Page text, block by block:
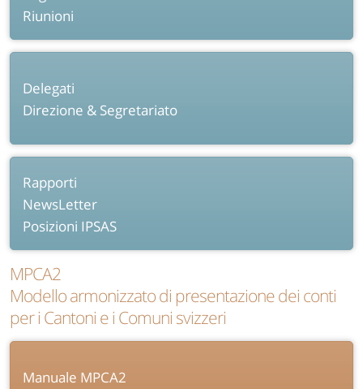
Riunioni
Delegati
Direzione & Segretariato
Rapporti
NewsLetter
Posizioni IPSAS
MPCA2
Modello armonizzato di presentazione dei conti
per i Cantoni e i Comuni svizzeri
Manuale MPCA2